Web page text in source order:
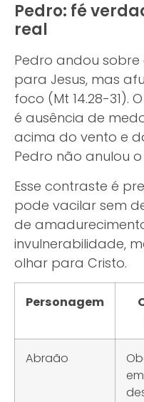
Pedro: fé
real
Pedro andou
para Jesus, mas
foco (Mt 14.28-31).
é ausência de
acima do vento e
Pedro não anulou
Esse contraste é
pode vacilar sem
de
invulnerabilidade,
olhar para Cristo.
Personagem
Abraão